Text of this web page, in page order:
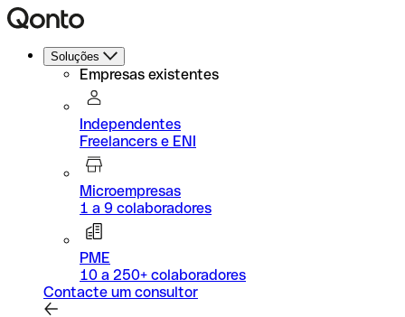
Soluções
Empresas existentes
Independentes
Freelancers e ENI
Microempresas
1 a 9 colaboradores
PME
10 a 250+ colaboradores
Contacte um consultor